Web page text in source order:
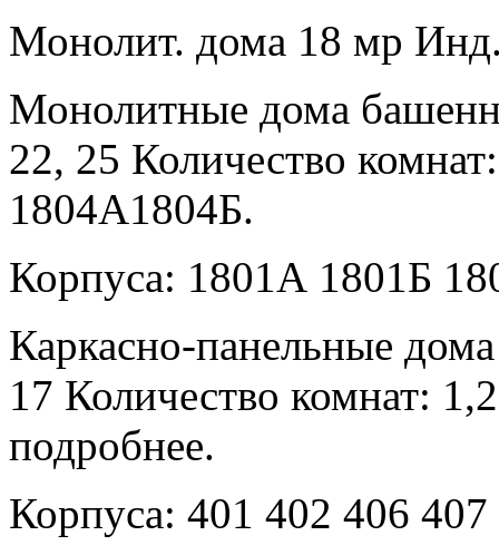
Монолит. дома 18 мр
Монолитные дома
22, 25 Количество
1804А1804Б.
Корпуса: 1801А 1801Б
Каркасно-панельные
17 Количество комнат:
подробнее.
Корпуса: 401 402 406